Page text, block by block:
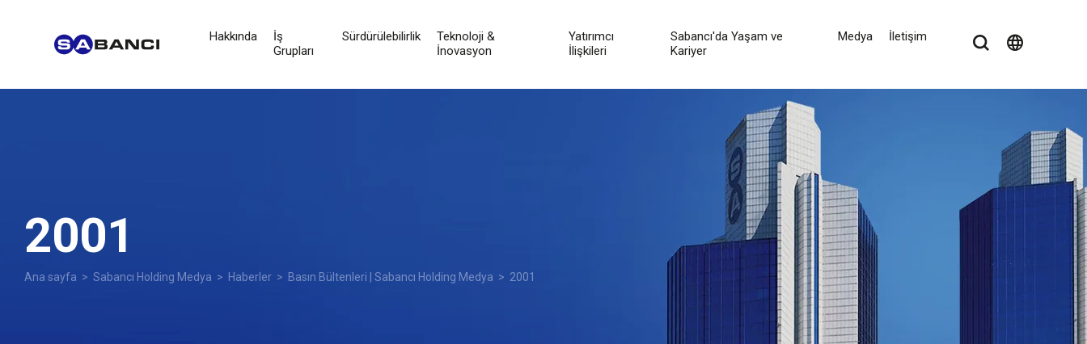
Hakkında
İş
Grupları
Sürdürülebilirlik
Teknoloji &
İnovasyon
Yatırımcı
İlişkileri
Sabancı'da Yaşam ve
Kariyer
Medya İletişim language
2001
Ana sayfa > Sabancı Holding Medya > Haberler > Basın Bültenleri | Sabancı Holding Medya > 2001